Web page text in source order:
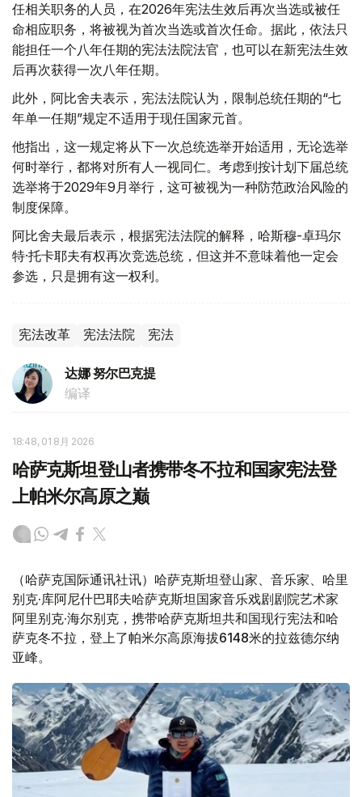
任相关职务的人员，在2026年宪法生效后再次当选或被任
命相应职务，将被视为首次当选或首次任命。据此，依法只
能担任一个八年任期的宪法法院法官，也可以在新宪法生效
后再次获得一次八年任期。
此外，阿比舍夫表示，宪法法院认为，限制总统任期的“七
年单一任期”规定不适用于现任国家元首。
他指出，这一规定将从下一次总统选举开始适用，无论选举
何时举行，都将对所有人一视同仁。考虑到按计划下届总统
选举将于2029年9月举行，这可被视为一种防范政治风险的
制度保障。
阿比舍夫最后表示，根据宪法法院的解释，哈斯穆-卓玛尔
特·托卡耶夫有权再次竞选总统，但这并不意味着他一定会
参选，只是拥有这一权利。
宪法改革 宪法法院 宪法
达娜 努尔巴克提
编译
18:48, 01 8月 2026
哈萨克斯坦登山者携带冬不拉和国家宪法登
上帕米尔高原之巅
（哈萨克国际通讯社讯）哈萨克斯坦登山家、音乐家、哈里
别克·库阿尼什巴耶夫哈萨克斯坦国家音乐戏剧剧院艺术家
阿里别克·海尔别克，携带哈萨克斯坦共和国现行宪法和哈
萨克冬不拉，登上了帕米尔高原海拔6148米的拉兹德尔纳
亚峰。